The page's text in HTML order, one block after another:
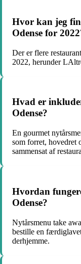
Hvor kan jeg
Odense for
Der er flere
2022, herunder
Hvad er
Odense?
En gourmet
som forret, hovedret
sammensat af
Hvordan
Odense?
Nytårsmenu take
bestille en
derhjemme.